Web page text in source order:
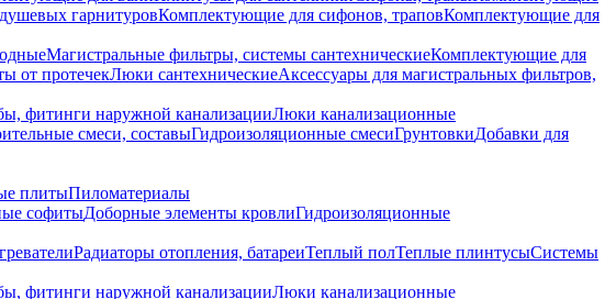
гарнитуровКомплектующие для сифонов, траповКомплектующие для
Магистральные фильтры, системы сантехническиеКомплектующие для
от протечекЛюки сантехническиеАксессуары для магистральных фильтров,
фитинги наружной канализацииЛюки канализационные
смеси, составыГидроизоляционные смесиГрунтовкиДобавки для
плитыПиломатериалы
софитыДоборные элементы кровлиГидроизоляционные
Радиаторы отопления, батареиТеплый полТеплые плинтусыСистемы
фитинги наружной канализацииЛюки канализационные